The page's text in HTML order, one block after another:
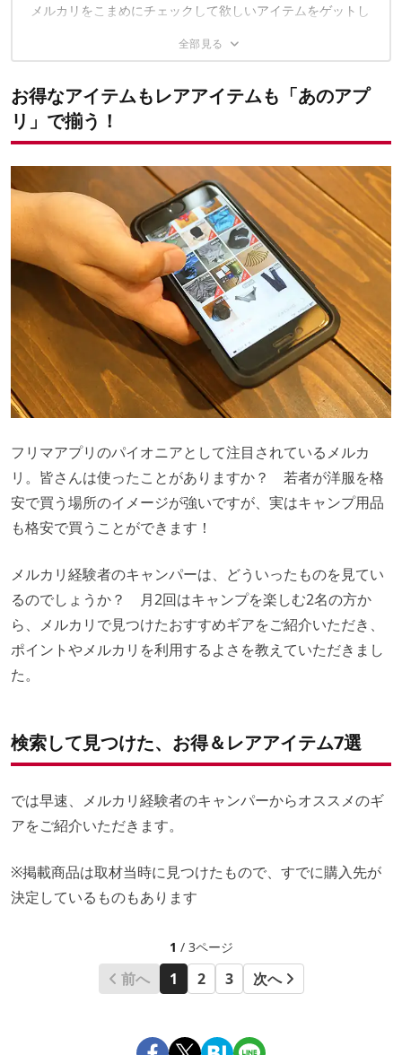
アイテム②：ロッジ「キッチンオーブン 10インチ」【定価1万
2000円相当→メルカリ価格6500円】
アイテム④：スノーピーク「アメニティドームM」【定価3万
2800円→メルカリ価格2万8000円】
おしゃれキャンパーが見つけた秀逸アイテム
アイテム⑤：アイアン製焚き火ハンガー
アイテム⑥：CB缶レザーカバー
アイテム⑦：アックス パラコード巻き
定価より安くて、手に入らないアイテムも出てくる
出品者と連絡を取り合って値引き交渉や送料の相談も可能
メルカリをこまめにチェックして欲しいアイテムをゲットし
お得なアイテムもレアアイテムも「あのアプ
リ」で揃う！
フリマアプリのパイオニアとして注目されているメルカ
リ。皆さんは使ったことがありますか？ 若者が洋服を格
安で買う場所のイメージが強いですが、実はキャンプ用品
も格安で買うことができます！
メルカリ経験者のキャンパーは、どういったものを見てい
るのでしょうか？ 月2回はキャンプを楽しむ2名の方か
ら、メルカリで見つけたおすすめギアをご紹介いただき、
ポイントやメルカリを利用するよさを教えていただきまし
た。
検索して見つけた、お得＆レアアイテム7選
では早速、メルカリ経験者のキャンパーからオススメのギ
アをご紹介いただきます。
※掲載商品は取材当時に見つけたもので、すでに購入先が
決定しているものもあります
1 / 3ページ
前へ 1 2 3 次へ